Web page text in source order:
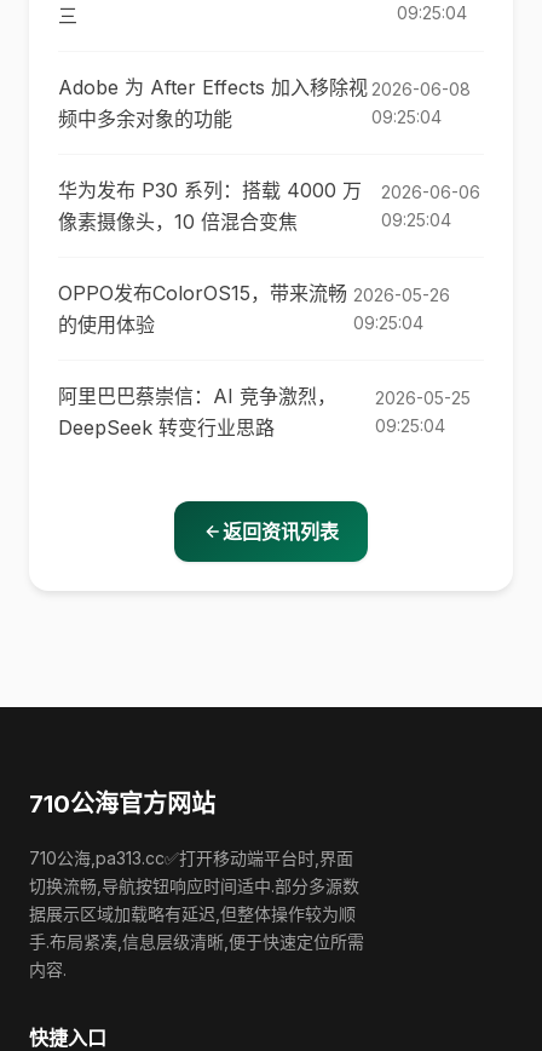
三
09:25:04
Adobe 为 After Effects 加入移除视
频中多余对象的功能
2026-06-08
09:25:04
华为发布 P30 系列：搭载 4000 万
像素摄像头，10 倍混合变焦
2026-06-06
09:25:04
OPPO发布ColorOS15，带来流畅
的使用体验
2026-05-26
09:25:04
阿里巴巴蔡崇信：AI 竞争激烈，
DeepSeek 转变行业思路
2026-05-25
09:25:04
返回资讯列表
710公海官方网站
710公海,pa313.cc✅打开移动端平台时,界面
切换流畅,导航按钮响应时间适中.部分多源数
据展示区域加载略有延迟,但整体操作较为顺
手.布局紧凑,信息层级清晰,便于快速定位所需
内容.
快捷入口